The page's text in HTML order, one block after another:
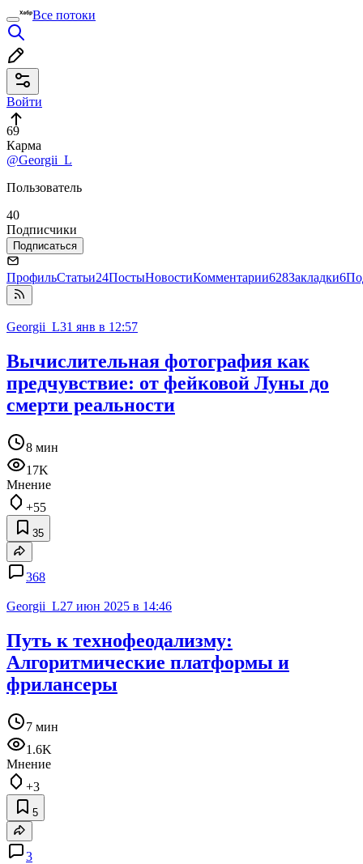
Все потоки
Войти
69
Карма
@Georgii_L
Пользователь
40
Подписчики
Подписаться
ПрофильСтатьи24ПостыНовостиКомментарии628Закладки6
Georgii_L31 янв в 12:57
Вычислительная фотография как
предчувствие: от фейковой Луны до
смерти реальности
8 мин
17K
Мнение
+55
35
368
Georgii_L27 июн 2025 в 14:46
Путь к технофеодализму:
Алгоритмические платформы и
фрилансеры
7 мин
1.6K
Мнение
+3
5
3